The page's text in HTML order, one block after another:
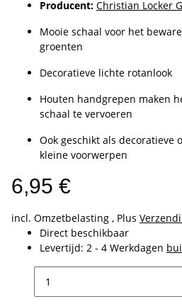
Producent: Christian Locker
Mooie schaal voor het
groenten
Decoratieve lichte rotanlook
Houten handgrepen maken
schaal te vervoeren
Ook geschikt als decoratieve
kleine voorwerpen
6,95 €
incl. Omzetbelasting , Plus
Direct beschikbaar
Levertijd: 2 - 4 Werkdagen